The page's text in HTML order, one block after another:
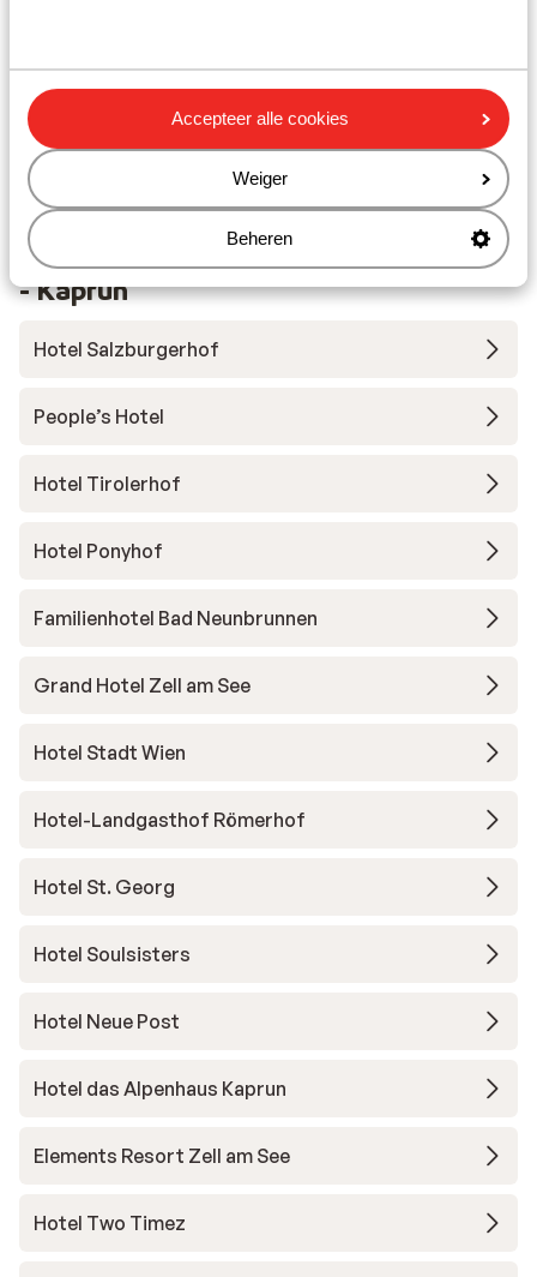
Accepteer alle cookies
Weiger
Beheren
Andere accommodaties in Zell am See
- Kaprun
Hotel Salzburgerhof
People’s Hotel
Hotel Tirolerhof
Hotel Ponyhof
Familienhotel Bad Neunbrunnen
Grand Hotel Zell am See
Hotel Stadt Wien
Hotel-Landgasthof Römerhof
Hotel St. Georg
Hotel Soulsisters
Hotel Neue Post
Hotel das Alpenhaus Kaprun
Elements Resort Zell am See
Hotel Two Timez